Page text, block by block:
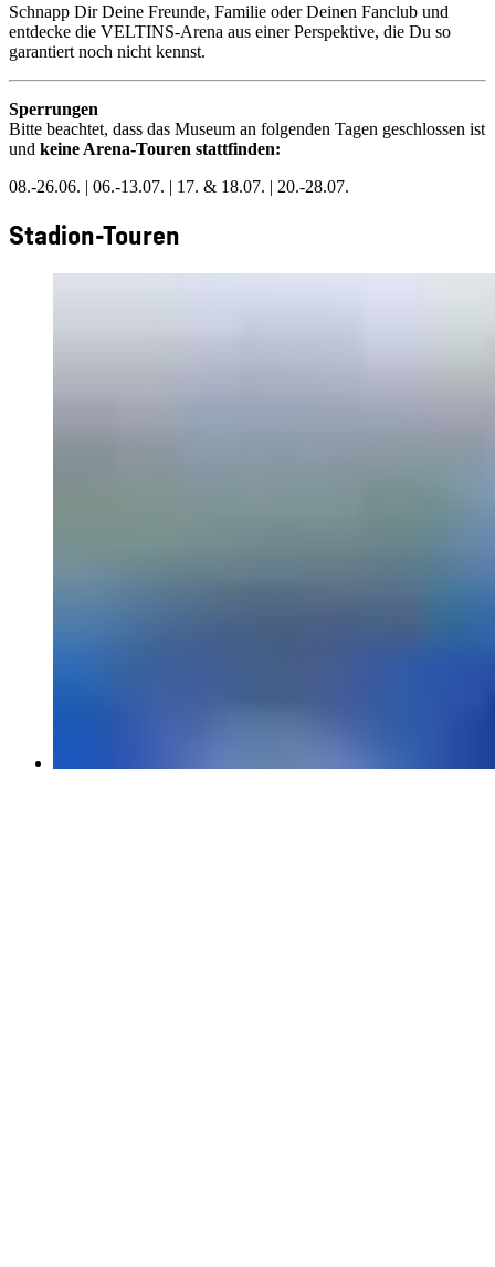
Schnapp Dir Deine Freunde, Familie oder Deinen Fanclub und
entdecke die VELTINS-Arena aus einer Perspektive, die Du so
garantiert noch nicht kennst.
Sperrungen
Bitte beachtet, dass das Museum an folgenden Tagen geschlossen ist
und keine Arena-Touren stattfinden:
08.-26.06. | 06.-13.07. | 17. & 18.07. | 20.-28.07.
Stadion-Touren